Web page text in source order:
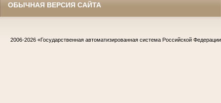
ОБЫЧНАЯ ВЕРСИЯ САЙТА
2006-2026 «Государственная автоматизированная система Российской